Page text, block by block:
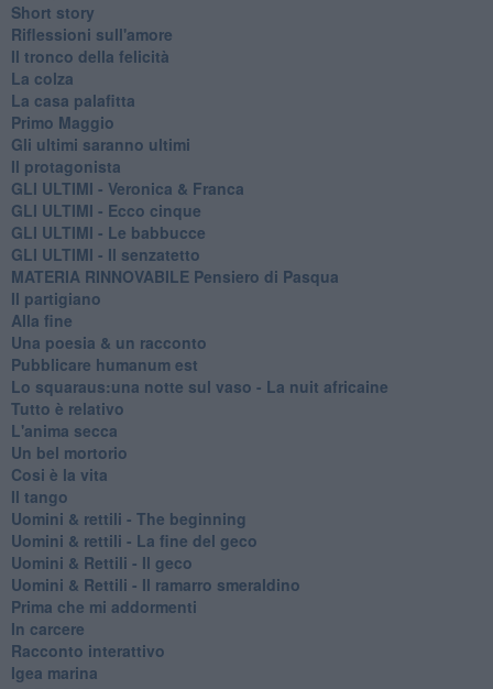
Short story
Riflessioni sull'amore
Il tronco della felicità
La colza
La casa palafitta
Primo Maggio
Gli ultimi saranno ultimi
Il protagonista
GLI ULTIMI - Veronica & Franca
GLI ULTIMI - Ecco cinque
GLI ULTIMI - Le babbucce
GLI ULTIMI - Il senzatetto
MATERIA RINNOVABILE Pensiero di Pasqua
Il partigiano
Alla fine
Una poesia & un racconto
Pubblicare humanum est
Lo squaraus:una notte sul vaso - La nuit africaine
Tutto è relativo
L'anima secca
Un bel mortorio
Cosi è la vita
Il tango
​Uomini & rettili - The beginning
​Uomini & rettili - La fine del geco
Uomini & Rettili - Il geco
Uomini & Rettili - Il ramarro smeraldino
Prima che mi addormenti
In carcere
Racconto interattivo
Igea marina